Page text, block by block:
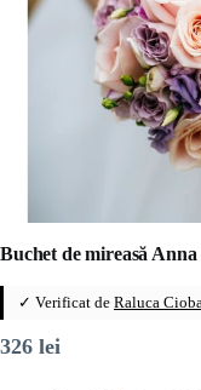
Buchet de mireasă Anna
✓ Verificat de Raluca
326 lei